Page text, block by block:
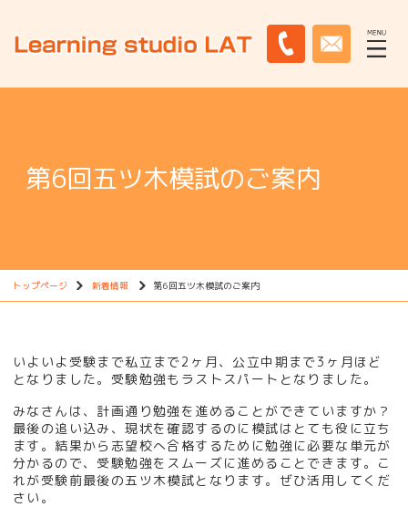
第6回五ツ木模試のご案内
トップページ 新着情報 第6回五ツ木模試のご案内
いよいよ受験まで私立まで2ヶ月、公立中期まで3ヶ月ほど
となりました。受験勉強もラストスパートとなりました。
みなさんは、計画通り勉強を進めることができていますか？
最後の追い込み、現状を確認するのに模試はとても役に立ち
ます。結果から志望校へ合格するために勉強に必要な単元が
分かるので、受験勉強をスムーズに進めることできます。こ
れが受験前最後の五ツ木模試となります。ぜひ活用してくだ
さい。